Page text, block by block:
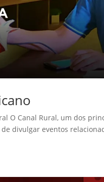
O Canal Rural, um dos
divulgar eventos